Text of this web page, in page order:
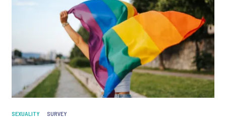
SEXUALITY SURVEY